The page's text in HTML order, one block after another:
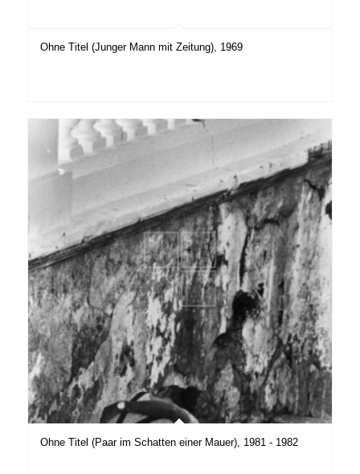
Ohne Titel (Junger Mann mit Zeitung), 1969
Ohne Titel (Paar im Schatten einer Mauer), 1981 - 1982